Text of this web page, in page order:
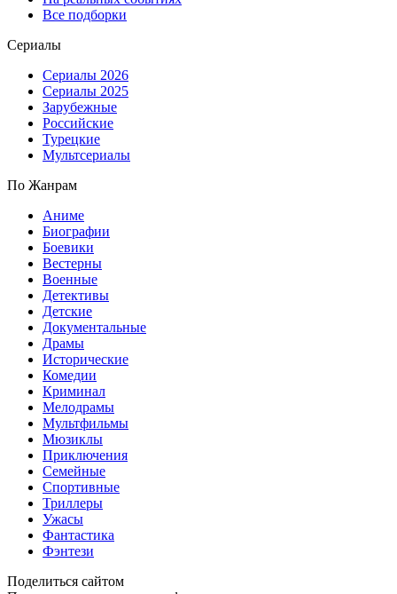
Все подборки
Сериалы
Сериалы 2026
Сериалы 2025
Зарубежные
Российские
Турецкие
Мультсериалы
По Жанрам
Аниме
Биографии
Боевики
Вестерны
Военные
Детективы
Детские
Документальные
Драмы
Исторические
Комедии
Криминал
Мелодрамы
Мультфильмы
Мюзиклы
Приключения
Семейные
Спортивные
Триллеры
Ужасы
Фантастика
Фэнтези
Поделиться сайтом